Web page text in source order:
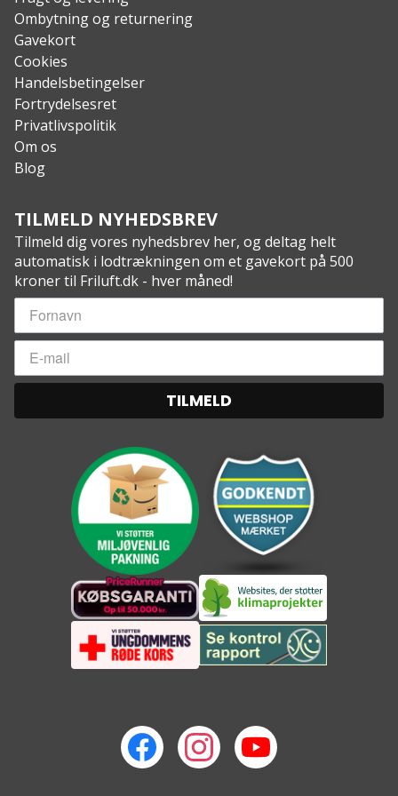
To håndvarmerlommer med vandtæt lynlås for
ekstra komfort
Vandtæt lynlås under ærmerne for ventilation
Formsyede albuer for øget komfort og holdbarhed
Justerbare ærmer med strop og velcro for en
skræddersyet pasform
Ventilation øverst på ryggen for øget åndbarhed
Justerbar talje med snøre for en tilpasset pasform
To indvendige lommer for ekstra opbevaring
Specs:
Yderstof: 100% Polyester
Foer: 100% Polyester
Fyld: 100% Polyester
Ombytning og returnering
Gavekort
Cookies
Handelsbetingelser
Fortrydelsesret
Privatlivspolitik
Om os
Blog
TILMELD NYHEDSBREV
Tilmeld dig vores nyhedsbrev her, og deltag helt
automatisk i lodtrækningen om et gavekort på 500
kroner til Friluft.dk - hver måned!
TILMELD